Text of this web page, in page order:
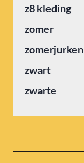
z8 kleding
zomer
zomerjurken
zwart
zwarte